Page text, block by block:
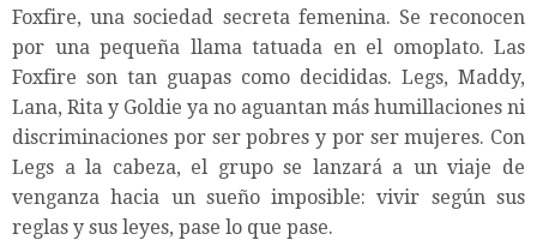
Foxfire, una sociedad secreta femenina. Se reconocen
por una pequeña llama tatuada en el omoplato. Las
Foxfire son tan guapas como decididas. Legs, Maddy,
Lana, Rita y Goldie ya no aguantan más humillaciones ni
discriminaciones por ser pobres y por ser mujeres. Con
Legs a la cabeza, el grupo se lanzará a un viaje de
venganza hacia un sueño imposible: vivir según sus
reglas y sus leyes, pase lo que pase.